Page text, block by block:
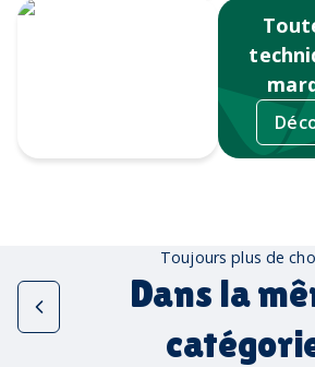
Toujours plus de
Dans la